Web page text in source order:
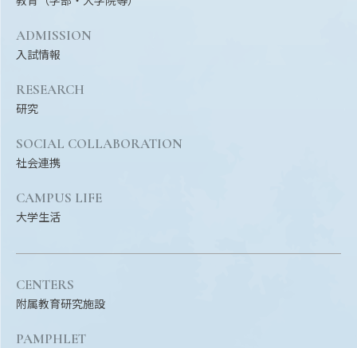
ADMISSION
入試情報
RESEARCH
研究
SOCIAL COLLABORATION
社会連携
CAMPUS LIFE
大学生活
CENTERS
附属教育研究施設
PAMPHLET